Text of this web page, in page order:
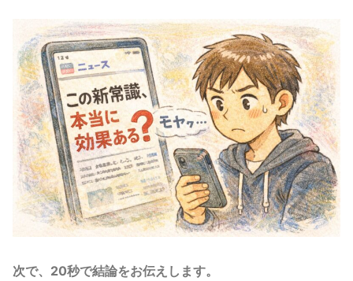
次で、20秒で結論をお伝えします。